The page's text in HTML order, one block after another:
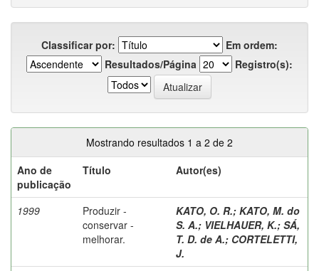
Classificar por:
Em ordem:
Resultados/Página
Registro(s):
Mostrando resultados 1 a 2 de 2
Ano de
publicação
Título Autor(es)
1999
Produzir -
conservar -
melhorar.
KATO, O. R.; KATO, M. do
S. A.; VIELHAUER, K.; SÁ,
T. D. de A.; CORTELETTI,
J.